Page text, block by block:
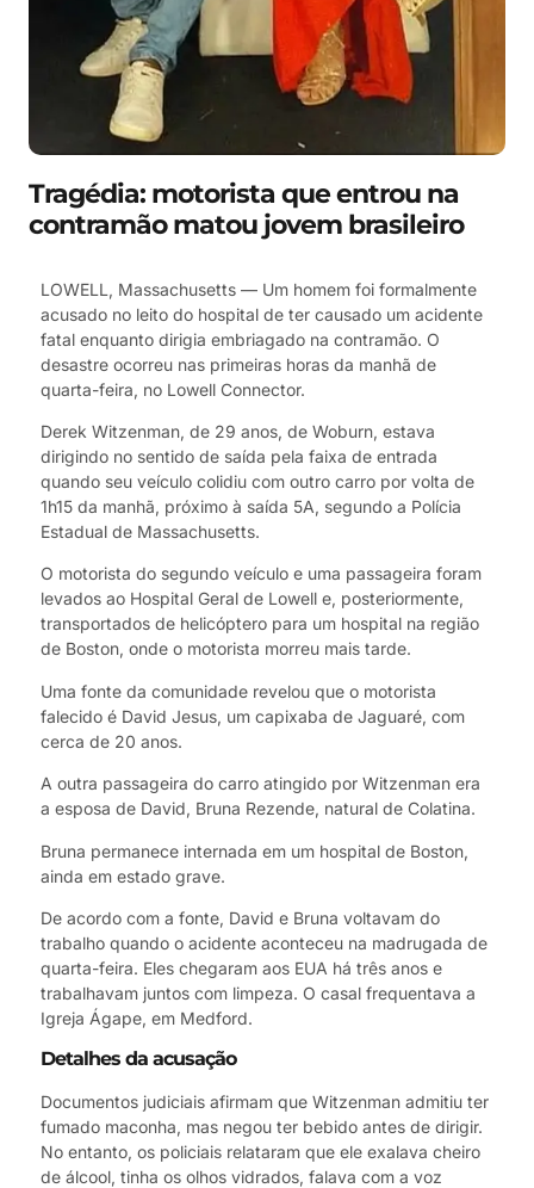
Tragédia: motorista que entrou na
contramão matou jovem brasileiro
LOWELL, Massachusetts — Um homem foi formalmente
acusado no leito do hospital de ter causado um acidente
fatal enquanto dirigia embriagado na contramão. O
desastre ocorreu nas primeiras horas da manhã de
quarta-feira, no Lowell Connector.
Derek Witzenman, de 29 anos, de Woburn, estava
dirigindo no sentido de saída pela faixa de entrada
quando seu veículo colidiu com outro carro por volta de
1h15 da manhã, próximo à saída 5A, segundo a Polícia
Estadual de Massachusetts.
O motorista do segundo veículo e uma passageira foram
levados ao Hospital Geral de Lowell e, posteriormente,
transportados de helicóptero para um hospital na região
de Boston, onde o motorista morreu mais tarde.
Uma fonte da comunidade revelou que o motorista
falecido é David Jesus, um capixaba de Jaguaré, com
cerca de 20 anos.
A outra passageira do carro atingido por Witzenman era
a esposa de David, Bruna Rezende, natural de Colatina.
Bruna permanece internada em um hospital de Boston,
ainda em estado grave.
De acordo com a fonte, David e Bruna voltavam do
trabalho quando o acidente aconteceu na madrugada de
quarta-feira. Eles chegaram aos EUA há três anos e
trabalhavam juntos com limpeza. O casal frequentava a
Igreja Ágape, em Medford.
Detalhes da acusação
Documentos judiciais afirmam que Witzenman admitiu ter
fumado maconha, mas negou ter bebido antes de dirigir.
No entanto, os policiais relataram que ele exalava cheiro
de álcool, tinha os olhos vidrados, falava com a voz